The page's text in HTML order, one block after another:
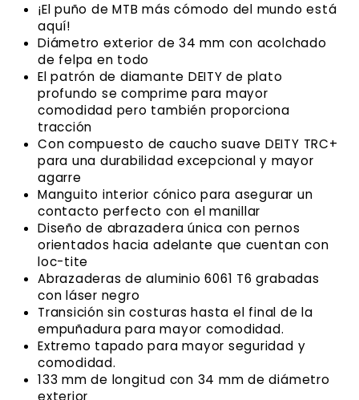
¡El puño de MTB más cómodo del mundo está
aquí!
Diámetro exterior de 34 mm con acolchado
de felpa en todo
El patrón de diamante DEITY de plato
profundo se comprime para mayor
comodidad pero también proporciona
tracción
Con compuesto de caucho suave DEITY TRC+
para una durabilidad excepcional y mayor
agarre
Manguito interior cónico para asegurar un
contacto perfecto con el manillar
Diseño de abrazadera única con pernos
orientados hacia adelante que cuentan con
loc-tite
Abrazaderas de aluminio 6061 T6 grabadas
con láser negro
Transición sin costuras hasta el final de la
empuñadura para mayor comodidad.
Extremo tapado para mayor seguridad y
comodidad.
133 mm de longitud con 34 mm de diámetro
exterior